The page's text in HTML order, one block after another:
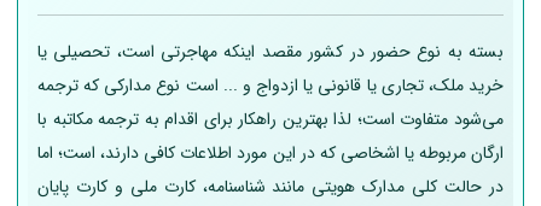
بسته به نوع حضور در کشور مقصد اینکه مهاجرتی است، تحصیلی یا
خرید ملک، تجاری یا قانونی یا ازدواج و ... است نوع مدارکی که ترجمه
می‌شود متفاوت است؛ لذا بهترین راهکار برای اقدام به ترجمه مکاتبه با
ارگان مربوطه یا اشخاصی که در این مورد اطلاعات کافی دارند، است؛ اما
در حالت کلی مدارک هویتی مانند شناسنامه، کارت ملی و کارت پایان